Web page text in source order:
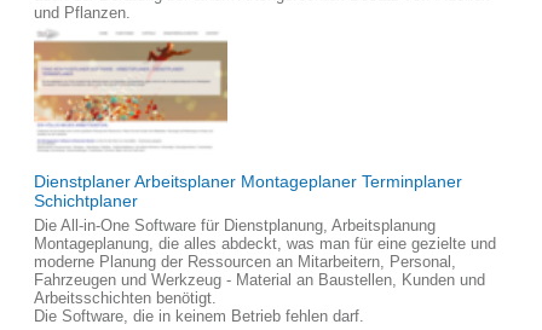
und Pflanzen.
Dienstplaner Arbeitsplaner Montageplaner Terminplaner
Schichtplaner
Die All-in-One Software für Dienstplanung, Arbeitsplanung
Montageplanung, die alles abdeckt, was man für eine gezielte und
moderne Planung der Ressourcen an Mitarbeitern, Personal,
Fahrzeugen und Werkzeug - Material an Baustellen, Kunden und
Arbeitsschichten benötigt.
Die Software, die in keinem Betrieb fehlen darf.